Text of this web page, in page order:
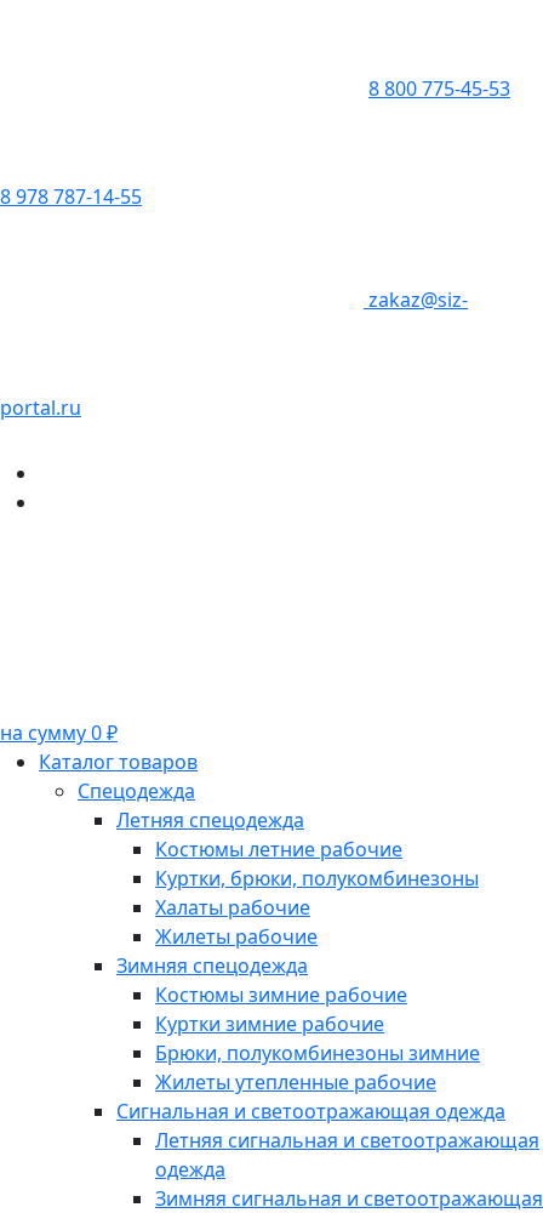
8 800 775-45-53
8 978 787-14-55
zakaz@siz-
portal.ru
на сумму 0 ₽
Каталог товаров
Спецодежда
Летняя спецодежда
Костюмы летние рабочие
Куртки, брюки, полукомбинезоны
Халаты рабочие
Жилеты рабочие
Зимняя спецодежда
Костюмы зимние рабочие
Куртки зимние рабочие
Брюки, полукомбинезоны зимние
Жилеты утепленные рабочие
Сигнальная и светоотражающая одежда
Летняя сигнальная и светоотражающая
одежда
Зимняя сигнальная и светоотражающая